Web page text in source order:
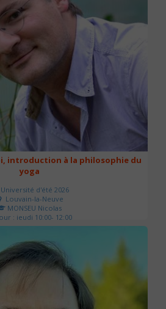
introduction à la philosophie du
yoga
Université d'été 2026
Louvain-la-Neuve
MONSEU Nicolas
: jeudi 10:00- 12:00
de séances : 1